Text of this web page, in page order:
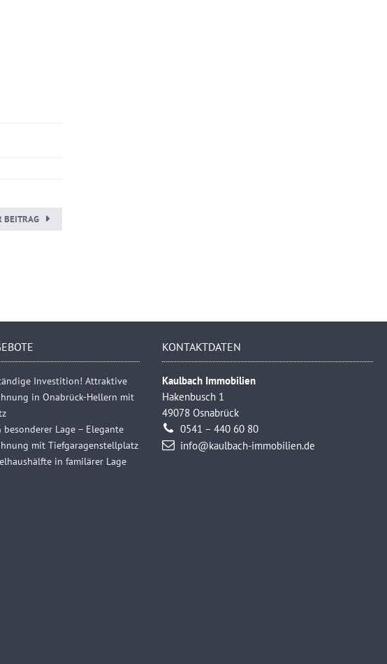
BEITRAG
Investition! Attraktive
in Onabrück-Hellern mit
Lage – Elegante
mit Tiefgaragenstellplatz
in familärer Lage
KONTAKTDATEN
Kaulbach Immobilien
Hakenbusch 1
49078 Osnabrück
0541 – 440 60 80
info@kaulbach-immobilien.de